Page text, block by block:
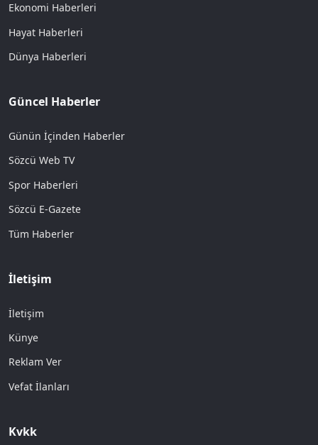
Ekonomi Haberleri
Hayat Haberleri
Dünya Haberleri
Güncel Haberler
Günün İçinden Haberler
Sözcü Web TV
Spor Haberleri
Sözcü E-Gazete
Tüm Haberler
İletişim
İletişim
Künye
Reklam Ver
Vefat İlanları
Kvkk